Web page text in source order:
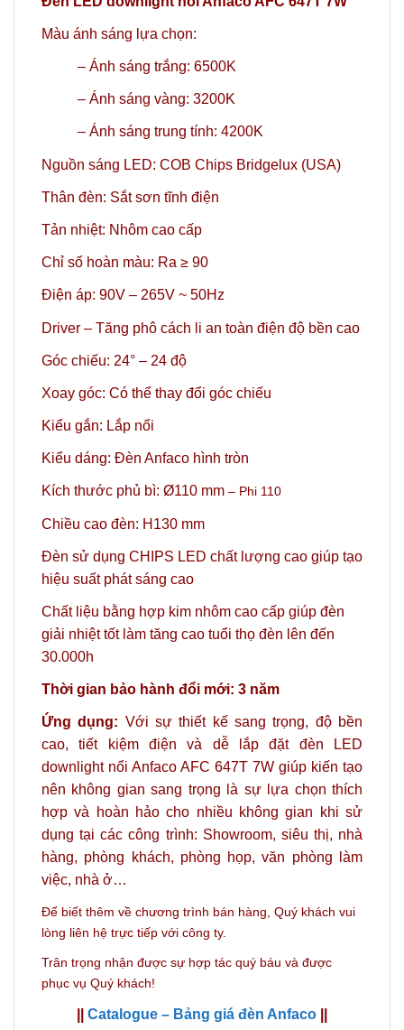
Màu ánh sáng lựa chọn:
– Ánh sáng trắng: 6500K
– Ánh sáng vàng: 3200K
– Ánh sáng trung tính: 4200K
Nguồn sáng LED: COB Chips Bridgelux (USA)
Thân đèn: Sắt sơn tĩnh điện
Tản nhiệt: Nhôm cao cấp
Chỉ số hoàn màu: Ra ≥ 90
Điện áp: 90V – 265V ~ 50Hz
Driver – Tăng phô cách li an toàn điện độ bền cao
Góc chiếu: 24° – 24 độ
Xoay góc: Có thể thay đổi góc chiếu
Kiểu gắn: Lắp nổi
Kiểu dáng: Đèn Anfaco hình tròn
Kích thước phủ bì: Ø110 mm – Phi 110
Chiều cao đèn: H130 mm
Đèn sử dụng CHIPS LED chất lượng cao giúp tạo
hiệu suất phát sáng cao
Chất liệu bằng hợp kim nhôm cao cấp giúp đèn
giải nhiệt tốt làm tăng cao tuổi thọ đèn lên đến
30.000h
Thời gian bảo hành đổi mới: 3 năm
Ứng dụng: Với sự thiết kế sang trọng, độ bền
cao, tiết kiệm điện và dễ lắp đặt đèn LED
downlight nổi Anfaco AFC 647T 7W giúp kiến tạo
nên không gian sang trọng là sự lựa chọn thích
hợp và hoàn hảocho nhiều không gian khi sử
dụng tại các công trình: Showroom, siêu thị, nhà
hàng, phòng khách, phòng họp, văn phòng làm
việc, nhà ở…
Để biết thêm về chương trình bán hàng, Quý khách vui
lòng liên hệ trực tiếp với công ty.
Trân trọng nhận được sự hợp tác quý báu và được
phục vụ Quý khách!
Catalogue – Bảng giá đèn Anfaco